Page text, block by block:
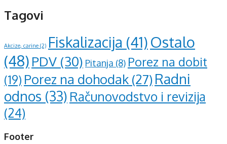
Tagovi
Akcize, carine (2) Fiskalizacija (41)Ostalo
(48) PDV (30) Pitanja (8) Porez na dobit
(19) Porez na dohodak (27)Radni
odnos (33) Računovodstvo i revizija
(24)
Footer